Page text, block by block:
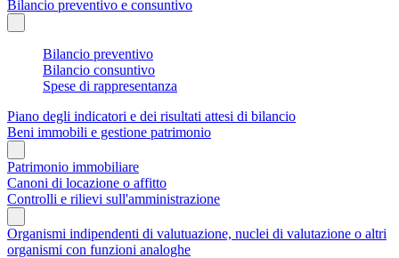
Bilancio preventivo e consuntivo
Bilancio preventivo
Bilancio consuntivo
Spese di rappresentanza
Piano degli indicatori e dei risultati attesi di bilancio
Beni immobili e gestione patrimonio
Patrimonio immobiliare
Canoni di locazione o affitto
Controlli e rilievi sull'amministrazione
Organismi indipendenti di valutuazione, nuclei di valutazione o altri
organismi con funzioni analoghe